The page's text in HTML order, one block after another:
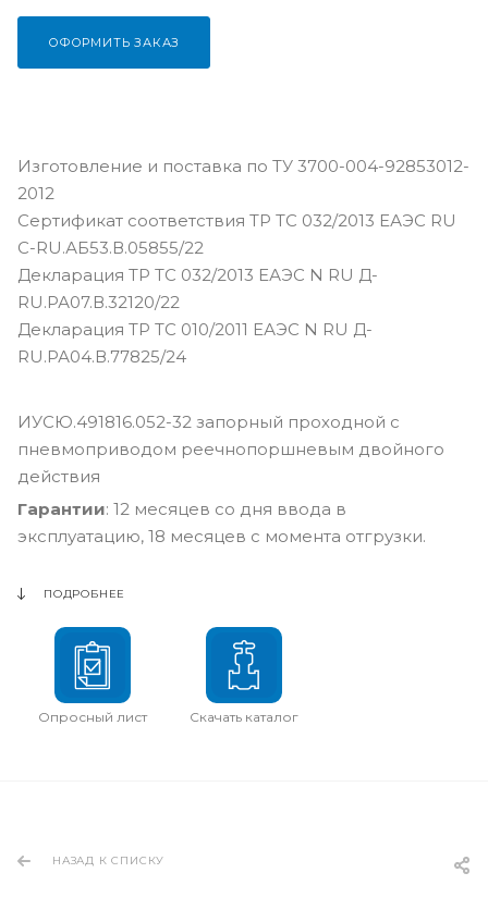
Изготовление и поставка по ТУ 3700-004-92853012-
2012
Сертификат соответствия ТР ТС 032/2013 ЕАЭС RU
С-RU.АБ53.В.05855/22
Декларация ТР ТС 032/2013 ЕАЭС N RU Д-
RU.РА07.В.32120/22
Декларация ТР ТС 010/2011 ЕАЭС N RU Д-
RU.РА04.В.77825/24
ИУСЮ.491816.052-32 запорный проходной с
пневмоприводом реечнопоршневым двойного
действия
Гарантии: 12 месяцев со дня ввода в
эксплуатацию, 18 месяцев с момента отгрузки.
ПОДРОБНЕЕ
Опросный лист Скачать каталог
ОФОРМИТЬ ЗАКАЗ
НАЗАД К СПИСКУ